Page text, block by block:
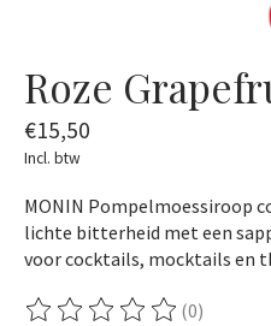
Roze
€15,50
Incl. btw
MONIN Pompelmoessiroop
lichte bitterheid met een
voor cocktails, mocktails en
(0)